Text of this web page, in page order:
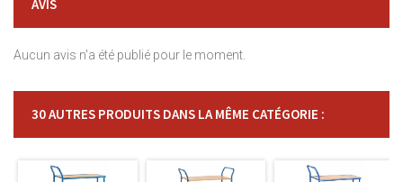
AVIS
Aucun avis n'a été publié pour le moment.
30 AUTRES PRODUITS DANS LA MÊME CATÉGORIE :